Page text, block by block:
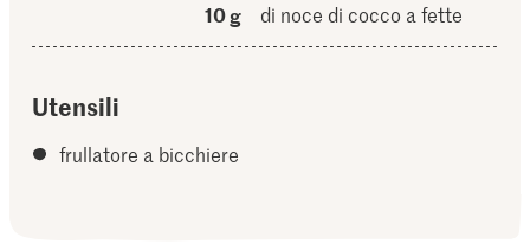
10 g
di noce di cocco a fette
Utensili
frullatore a bicchiere